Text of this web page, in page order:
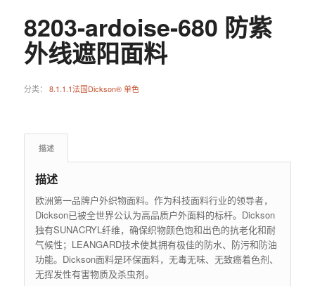
8203-ardoise-680 防紫
外线遮阳面料
分类： 8.1.1.1法国Dickson® 单色
描述
描述
欧洲第一品牌户外织物面料。作为科技面料行业的领导者，
Dickson已被全世界公认为高品质户外面料的标杆。Dickson
独有SUNACRYL纤维，确保织物颜色饱和出色的抗老化和耐
气候性；LEANGARD技术使其拥有极佳的防水、防污和防油
功能。Dickson面料是环保面料，无毒无味、无致癌着色剂、
无挥发性有害物质及杀虫剂。